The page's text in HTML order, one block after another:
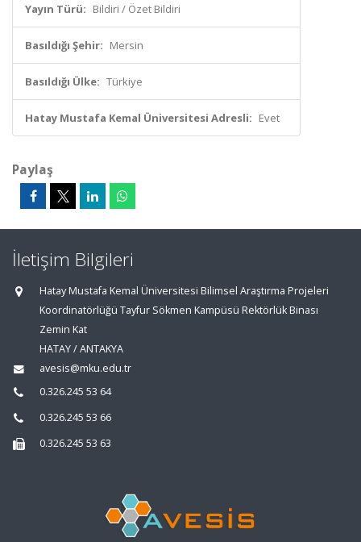
Yayın Türü: Bildiri / Özet Bildiri
Basıldığı Şehir: Mersin
Basıldığı Ülke: Türkiye
Hatay Mustafa Kemal Üniversitesi Adresli: Evet
Paylaş
İletişim Bilgileri
Hatay Mustafa Kemal Üniversitesi Bilimsel Araştırma Projeleri
Koordinatörlüğü Tayfur Sökmen Kampüsü Rektörlük Binası
Zemin Kat
HATAY / ANTAKYA
avesis@mku.edu.tr
0.326.245 53 64
0.326.245 53 66
0.326.245 53 63